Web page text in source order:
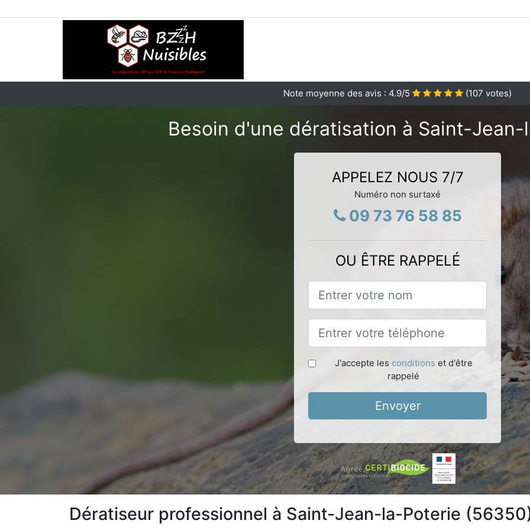
Note moyenne des avis : 4.9/5 (107 votes)
Besoin d'une dératisation à Saint-Jean-
APPELEZ NOUS 7/7
Numéro non surtaxé
09 73 76 58 85
OU ÊTRE RAPPELÉ
J'accepte les conditions et d'être
rappelé
Envoyer
Dératiseur professionnel à Saint-Jean-la-Poterie